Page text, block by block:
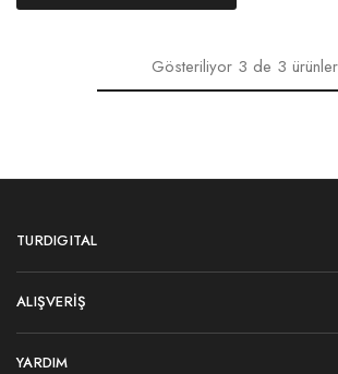
Gösteriliyor3 de 3 ürünler
TURDIGITAL
ALIŞVERIŞ
YARDIM